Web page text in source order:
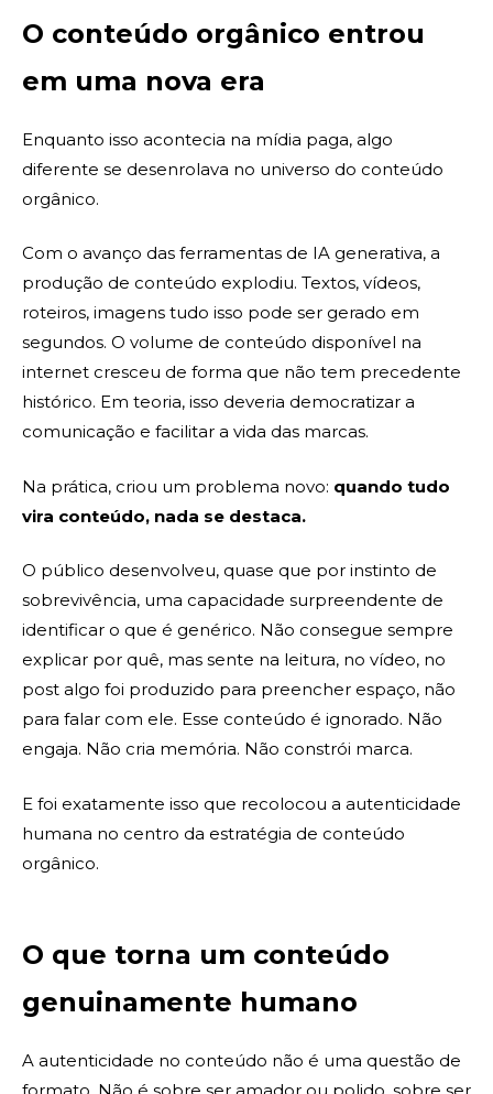
O conteúdo orgânico entrou
em uma nova era
Enquanto isso acontecia na mídia paga, algo
diferente se desenrolava no universo do conteúdo
orgânico.
Com o avanço das ferramentas de IA generativa, a
produção de conteúdo explodiu. Textos, vídeos,
roteiros, imagens tudo isso pode ser gerado em
segundos. O volume de conteúdo disponível na
internet cresceu de forma que não tem precedente
histórico. Em teoria, isso deveria democratizar a
comunicação e facilitar a vida das marcas.
Na prática, criou um problema novo: quando tudo
vira conteúdo, nada se destaca.
O público desenvolveu, quase que por instinto de
sobrevivência, uma capacidade surpreendente de
identificar o que é genérico. Não consegue sempre
explicar por quê, mas sente na leitura, no vídeo, no
post algo foi produzido para preencher espaço, não
para falar com ele. Esse conteúdo é ignorado. Não
engaja. Não cria memória. Não constrói marca.
E foi exatamente isso que recolocou a autenticidade
humana no centro da estratégia de conteúdo
orgânico.
O que torna um conteúdo
genuinamente humano
A autenticidade no conteúdo não é uma questão de
formato. Não é sobre ser amador ou polido, sobre ser